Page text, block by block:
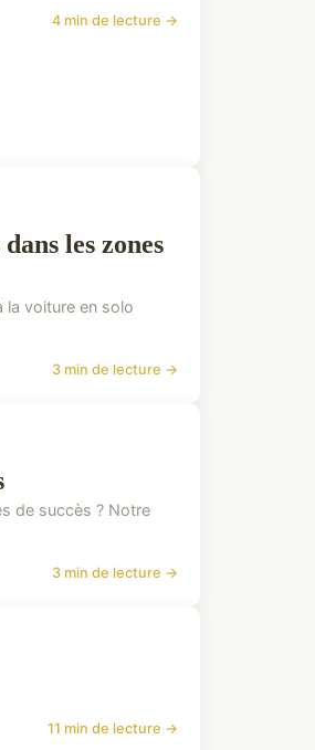
4 min de lecture →
les zones
la voiture en solo
3 min de lecture →
de succès ? Notre
3 min de lecture →
11 min de lecture →